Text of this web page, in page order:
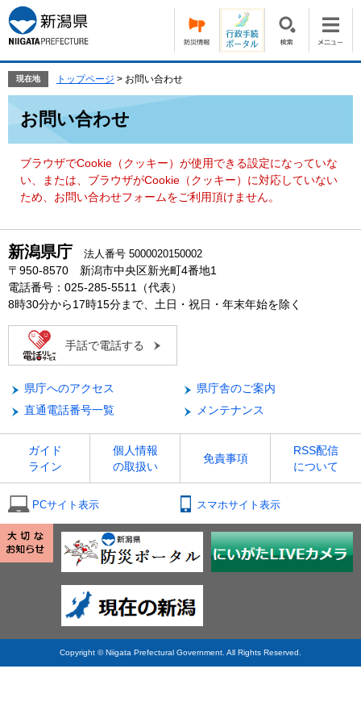
ー
ジ
の
頭
す。
ニ
ュ
ー
飛
て
現在地 トップページ > お問い合わせ
お問い合わせ
ブラウザでCookie（クッキー）が使用できる設定になっていな
い、または、ブラウザがCookie（クッキー）に対応していない
ため、お問い合わせフォームをご利用頂けません。
新潟県庁 法人番号 5000020150002
〒950-8570 新潟市中央区新光町4番地1
電話番号：025-285-5511（代表）
8時30分から17時15分まで、土日・祝日・年末年始を除く
手話で電話する
県庁へのアクセス
県庁舎のご案内
直通電話番号一覧
メンテナンス
ガイド
ライン
個人情報
の取扱い
免責事項
RSS配信
について
PCサイト表示 スマホサイト表示
Copyright © Niigata Prefectural Government. All Rights Reserved.